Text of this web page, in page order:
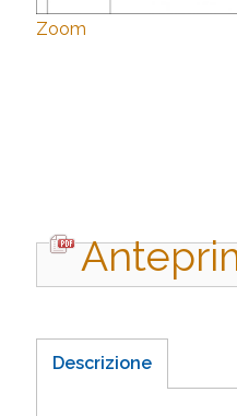
Zoom
Descrizione